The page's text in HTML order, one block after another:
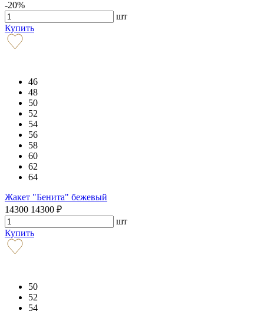
-20%
шт
Купить
46
48
50
52
54
56
58
60
62
64
Жакет "Бенита" бежевый
14300 14300 ₽
шт
Купить
50
52
54